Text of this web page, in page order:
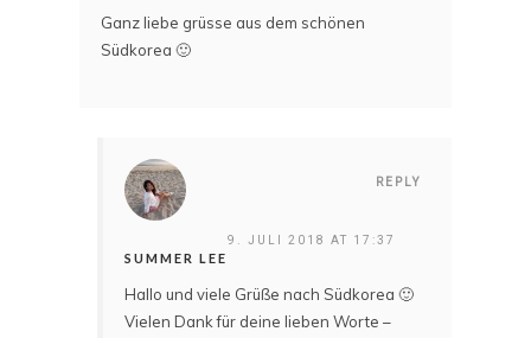
Ganz liebe grüsse aus dem schönen
Südkorea 🙂
REPLY
SUMMER LEE
9. JULI 2018 AT 17:37
Hallo und viele Grüße nach Südkorea 🙂
Vielen Dank für deine lieben Worte –